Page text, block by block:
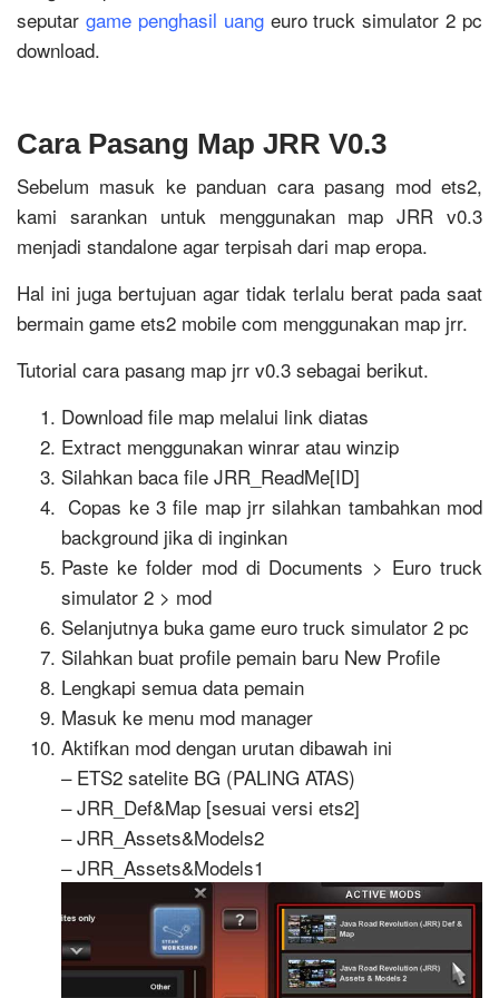
seputar game penghasil uangeuro truck simulator 2 pc
download.
Cara Pasang Map JRR V0.3
Sebelum masuk ke panduan cara pasang mod ets2,
kami sarankan untuk menggunakan map JRR v0.3
menjadi standalone agar terpisah dari map eropa.
Hal ini juga bertujuan agar tidak terlalu berat pada saat
bermain game ets2 mobile com menggunakan map jrr.
Tutorial cara pasang map jrr v0.3 sebagai berikut.
Download file map melalui link diatas
Extract menggunakan winrar atau winzip
Silahkan baca file JRR_ReadMe[ID]
Copas ke 3 file map jrr silahkan tambahkan mod
background jika di inginkan
Paste ke folder mod di Documents > Euro truck
simulator 2 > mod
Selanjutnya buka game euro truck simulator 2 pc
Silahkan buat profile pemain baru New Profile
Lengkapi semua data pemain
Masuk ke menu mod manager
Aktifkan mod dengan urutan dibawah ini
– ETS2 satelite BG (PALING ATAS)
– JRR_Def&Map [sesuai versi ets2]
– JRR_Assets&Models2
– JRR_Assets&Models1